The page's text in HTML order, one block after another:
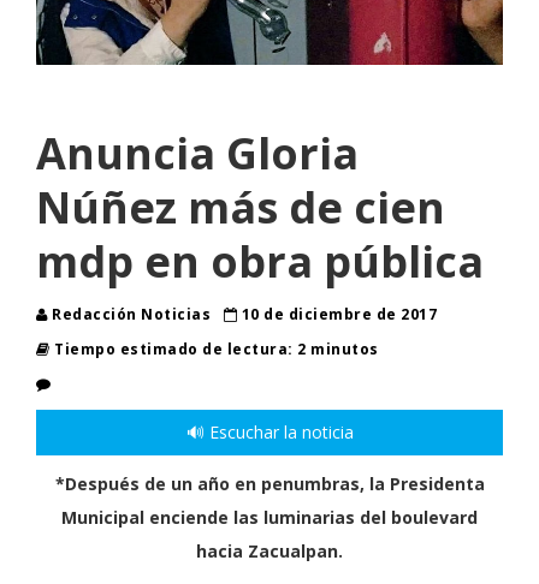
Anuncia Gloria
Núñez más de cien
mdp en obra pública
Redacción Noticias
10 de diciembre de 2017
Tiempo estimado de lectura: 2 minutos
🔊 Escuchar la noticia
*Después de un año en penumbras, la Presidenta
Municipal enciende las luminarias del boulevard
hacia Zacualpan.